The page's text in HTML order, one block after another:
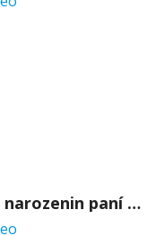
Oslava 101. narozenin paní Věry Skořepové